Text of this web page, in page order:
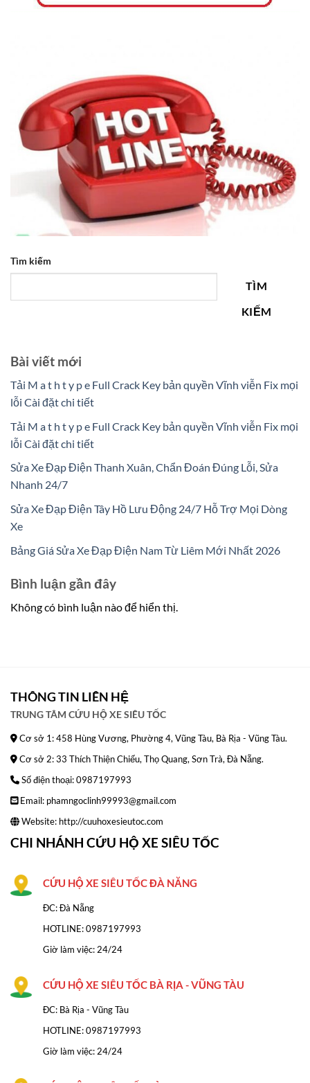
Tìm kiếm
TÌM
KIẾM
Bài viết mới
Tải M a t h t y p e Full Crack Key bản quyền Vĩnh viễn Fix mọi
lỗi Cài đặt chi tiết
Tải M a t h t y p e Full Crack Key bản quyền Vĩnh viễn Fix mọi
lỗi Cài đặt chi tiết
Sửa Xe Đạp Điện Thanh Xuân, Chẩn Đoán Đúng Lỗi, Sửa
Nhanh 24/7
Sửa Xe Đạp Điện Tây Hồ Lưu Động 24/7 Hỗ Trợ Mọi Dòng
Xe
Bảng Giá Sửa Xe Đạp Điện Nam Từ Liêm Mới Nhất 2026
Bình luận gần đây
Không có bình luận nào để hiển thị.
THÔNG TIN LIÊN HỆ
TRUNG TÂM CỨU HỘ XE SIÊU TỐC
Cơ sở 1: 458 Hùng Vương, Phường 4, Vũng Tàu, Bà Rịa - Vũng Tàu.
Cơ sở 2: 33 Thích Thiện Chiếu, Thọ Quang, Sơn Trà, Đà Nẵng.
Số điện thoại: 0987197993
Email: phamngoclinh99993@gmail.com
Website: http://cuuhoxesieutoc.com
CHI NHÁNH CỨU HỘ XE SIÊU TỐC
CỨU HỘ XE SIÊU TỐC ĐÀ NĂNG
ĐC: Đà Nẵng
HOTLINE:0987197993
Giờ làm việc: 24/24
CỨU HỘ XE SIÊU TỐC BÀ RỊA - VŨNG TÀU
ĐC: Bà Rịa - Vũng Tàu
HOTLINE: 0987197993
Giờ làm việc: 24/24